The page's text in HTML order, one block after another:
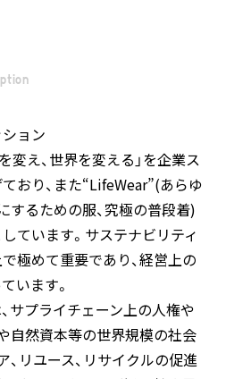
ョン
変え、世界を変える」を企業ス
おり、また“LifeWear”(あらゆ
するための服、究極の普段着)
ています。サステナビリティ
極めて重要であり、経営上の
います。
サプライチェーン上の人権や
自然資本等の世界規模の社会
、リユース、リサイクルの促進